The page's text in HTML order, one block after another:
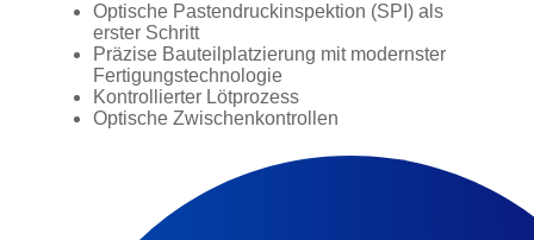
Optische Pastendruckinspektion (SPI) als
erster Schritt
Präzise Bauteilplatzierung mit modernster
Fertigungstechnologie
Kontrollierter Lötprozess
Optische Zwischenkontrollen